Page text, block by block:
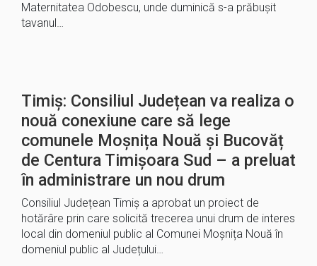
Maternitatea Odobescu, unde duminică s-a prăbuşit
tavanul…
Timiș: Consiliul Județean va realiza o
nouă conexiune care să lege
comunele Moșnița Nouă și Bucovăț
de Centura Timișoara Sud – a preluat
în administrare un nou drum
Consiliul Județean Timiș a aprobat un proiect de
hotărâre prin care solicită trecerea unui drum de interes
local din domeniul public al Comunei Moșnița Nouă în
domeniul public al Județului…